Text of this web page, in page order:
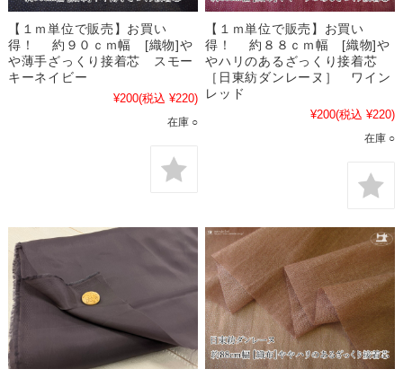
【１ｍ単位で販売】お買い
得！ 約９０ｃｍ幅 [織物]や
や薄手ざっくり接着芯 スモー
キーネイビー
¥200(税込 ¥220)
在庫 ○
【１ｍ単位で販売】お買い
得！ 約８８ｃｍ幅 [織物]や
やハリのあるざっくり接着芯
［日東紡ダンレーヌ］ ワイン
レッド
¥200(税込 ¥220)
在庫 ○